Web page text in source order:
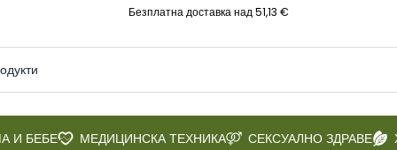
Безплатна доставка над 51,13 €
И БЕБЕ МЕДИЦИНСКА ТЕХНИКА СЕКСУАЛНО ЗДРАВЕ